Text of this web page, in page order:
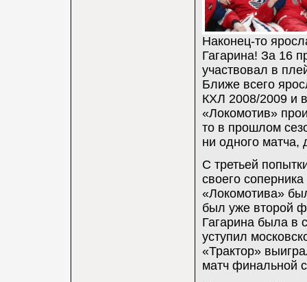
Наконец-то
Гагарина! За 16
участвовал в
Ближе всего
КХЛ 2008/2009 и
«Локомотив»
то в прошлом
ни одного матча,
С третьей
своего
«Локомотива»
был уже второй
Гагарина была в
уступил
«Трактор»
матч финальной